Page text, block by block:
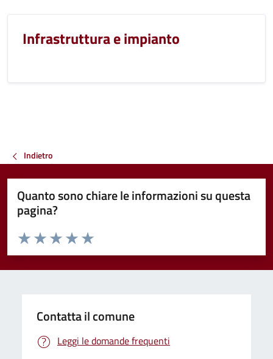
Infrastruttura e impianto
Indietro
Quanto sono chiare le informazioni su questa
pagina?
Valuta da 1 a 5 stelle la pagina
Valuta 5 stelle su 5
Valuta 4 stelle su 5
Valuta 3 stelle su 5
Valuta 2 stelle su 5
Valuta 1 stelle su 5
Contatta il comune
Leggi le domande frequenti